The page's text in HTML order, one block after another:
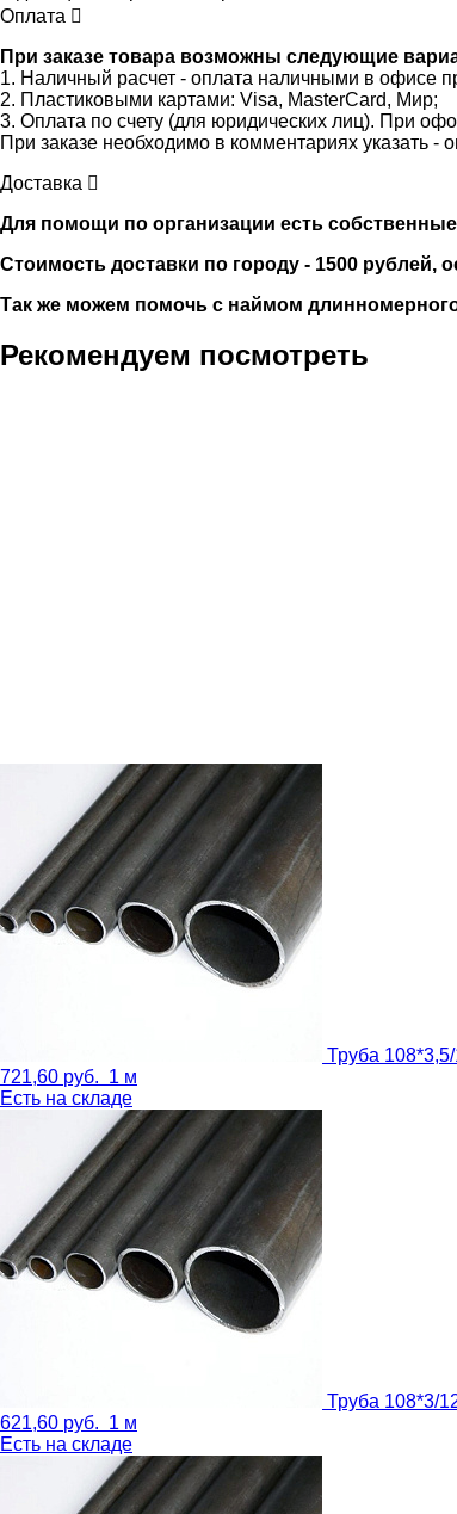
Оплата
При заказе товара возможны следующие
1. Наличный расчет - оплата наличными в офисе
2. Пластиковыми картами: Visa, MasterCard, Мир;
3. Оплата по счету (для юридических лиц). При
При заказе необходимо в комментариях указать -
Доставка
Для помощи по организации есть
Стоимость доставки по городу - 1500 рублей,
Так же можем помочь с наймом
Рекомендуем посмотреть
Труба
721,60 руб. 1 м
Есть на складе
Труба 108*3/
621,60 руб. 1 м
Есть на складе